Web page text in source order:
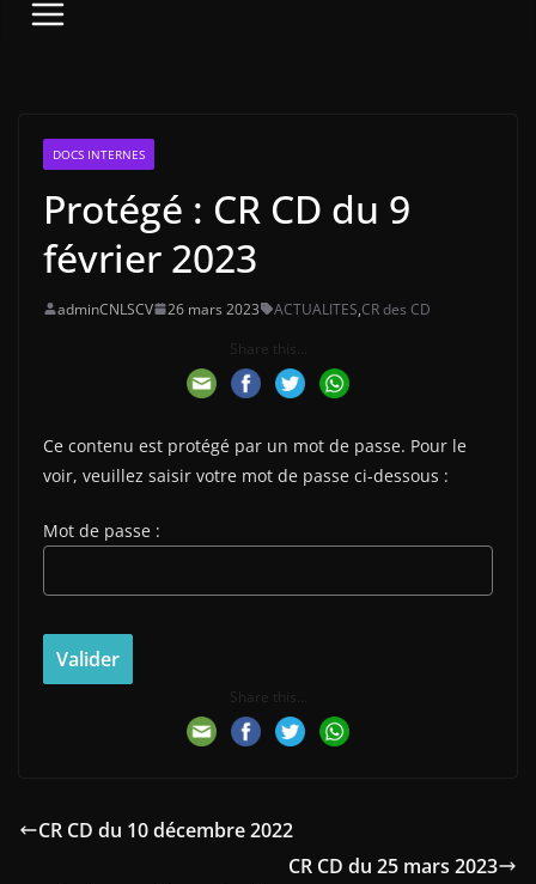
DOCS INTERNES
Protégé : CR CD du 9
février 2023
adminCNLSCV 26 mars 2023 ACTUALITES,CR des CD
Share this...
Ce contenu est protégé par un mot de passe. Pour le
voir, veuillez saisir votre mot de passe ci-dessous :
Mot de passe :
Share this...
CR CD du 10 décembre 2022
CR CD du 25 mars 2023